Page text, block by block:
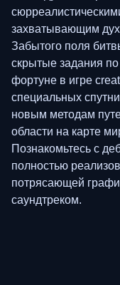
захватывающим
Забытого поля
скрытые задания
фортуне в игре
специальных
новым методам
области на карте
Познакомьтесь с
полностью
потрясающей
саундтреком.